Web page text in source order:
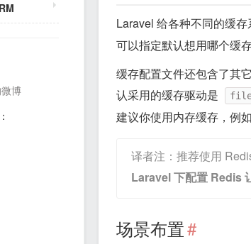
博
Laravel 给各种不同的缓
可以指定默认想用哪个缓
缓存配置文件还包含了其
认采用的缓存驱动是
建议你使用内存缓存，例
译者注：推荐使用
Laravel 下配置 Redis
场景布置#